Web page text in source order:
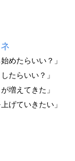
めたらいい？」
たらいい？」
増えてきた」
げていきたい」